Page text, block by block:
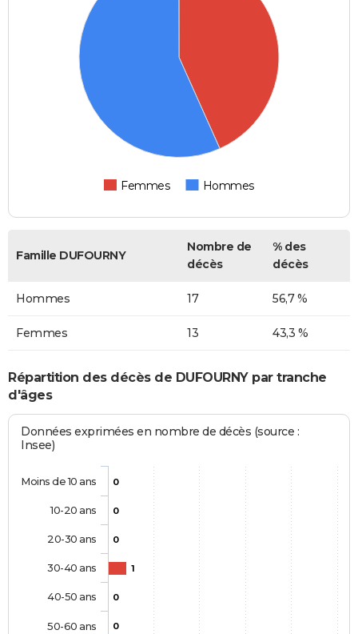
Femmes Hommes
Famille DUFOURNY
Nombre de
décès
% des
décès
Hommes 17 56,7 %
Femmes 13 43,3 %
Répartition des décès de DUFOURNY par tranche
d'âges
Données exprimées en nombre de décès (source :
Insee)
0
0
0
1
0
0
Moins de 10 ans
10-20 ans
20-30 ans
30-40 ans
40-50 ans
50-60 ans